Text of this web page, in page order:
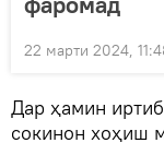
22 марти 2024,
Дар ҳамин
сокинон хоҳиш